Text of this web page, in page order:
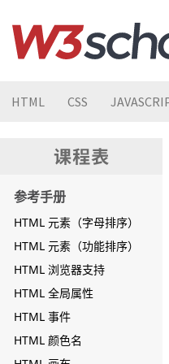
HTML CSS
参考手册
HTML 元素（字母排序）
HTML 元素（功能排序）
HTML 浏览器支持
HTML 全局属性
HTML 事件
HTML 颜色名